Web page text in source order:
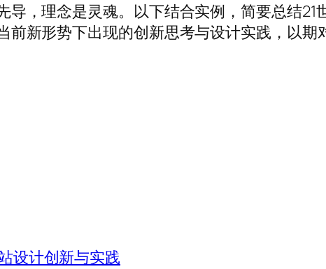
导，理念是灵魂。以下结合实例，简要总结
前新形势下出现的创新思考与设计实践，以
设计创新与实践